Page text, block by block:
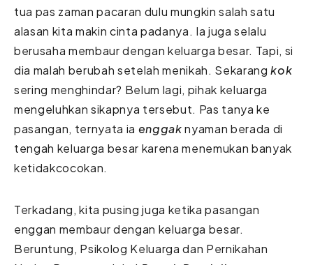
tua pas zaman pacaran dulu mungkin salah satu
alasan kita makin cinta padanya. Ia juga selalu
berusaha membaur dengan keluarga besar. Tapi, si
dia malah berubah setelah menikah. Sekarangkok
sering menghindar? Belum lagi, pihak keluarga
mengeluhkan sikapnya tersebut. Pas tanya ke
pasangan, ternyata ia enggaknyaman berada di
tengah keluarga besar karena menemukan banyak
ketidakcocokan.
Terkadang, kita pusing juga ketika pasangan
enggan membaur dengan keluarga besar.
Beruntung, Psikolog Keluarga dan Pernikahan